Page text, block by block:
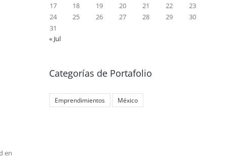
en
17
18 19 20 21 22
23
24
25 26 27 28 29
30
31
« Jul
Categorías de Portafolio
Emprendimientos México